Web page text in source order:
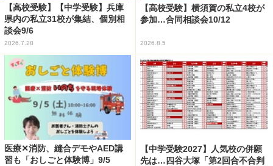
【高校受験】【中学受験】兵庫
県内の私立31校が集結、個別相
談会9/6
2026.7.28
【高校受験】横須賀の私立4校が
参加…合同相談会10/12
2026.8.5
医療✕消防、縫合デモやAED講
習も「おしごと体験博」9/5
【中学受験2027】人気校の併願
先は…四谷大塚「第2回合不合判